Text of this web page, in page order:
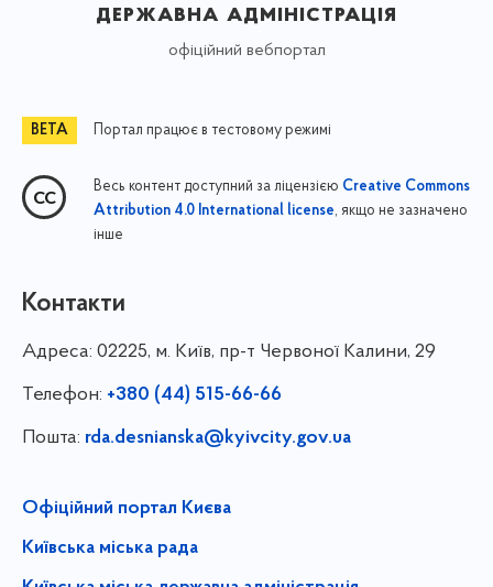
державна адміністрація
офіційний вебпортал
Портал працює в тестовому режимі
Весь контент доступний за ліцензією Creative Commons
Attribution 4.0 International license, якщо не зазначено
інше
Контакти
Адреса: 02225, м. Київ, пр-т Червоної Калини, 29
Телефон: +380 (44) 515-66-66
Пошта: rda.desnianska@kyivcity.gov.ua
Офіційний портал Києва
Київська міська рада